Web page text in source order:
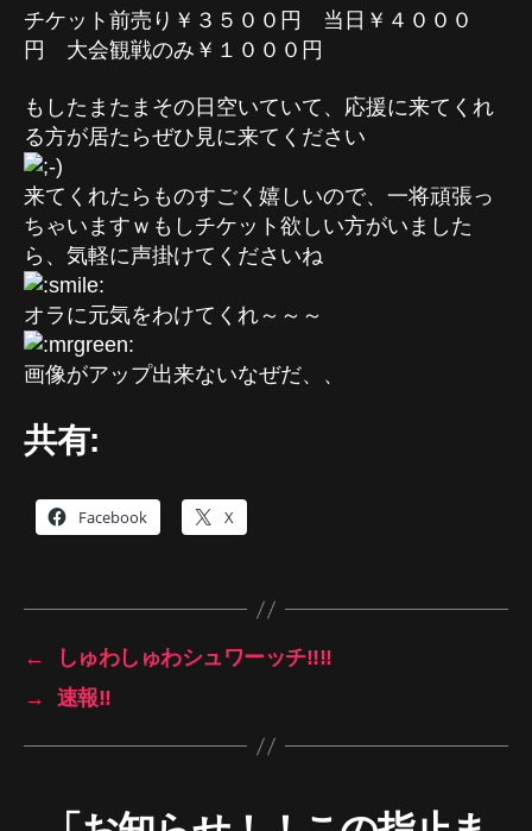
チケット前売り￥３５００円 当日￥４０００
円 大会観戦のみ￥１０００円
もしたまたまその日空いていて、応援に来てくれ
る方が居たらぜひ見に来てください
来てくれたらものすごく嬉しいので、一将頑張っ
ちゃいますｗもしチケット欲しい方がいました
ら、気軽に声掛けてくださいね
オラに元気をわけてくれ～～～
画像がアップ出来ないなぜだ、、
共有:
Facebook X
←
しゅわしゅわシュワーッチ!!!!
→
速報!!